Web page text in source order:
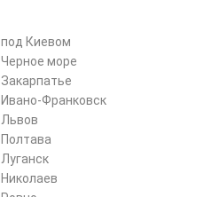
под Киевом
Черное море
Закарпатье
Ивано-Франковск
Львов
Полтава
Луганск
Николаев